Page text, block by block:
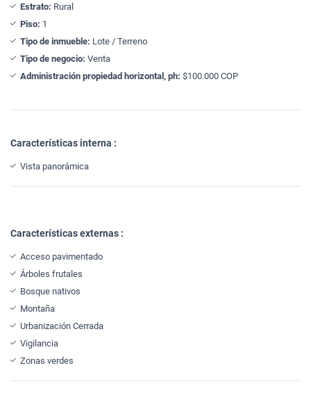
Estrato: Rural
Piso: 1
Tipo de inmueble: Lote / Terreno
Tipo de negocio: Venta
Administración propiedad horizontal, ph: $100.000 COP
Características interna :
Vista panorámica
Características externas :
Acceso pavimentado
Árboles frutales
Bosque nativos
Montaña
Urbanización Cerrada
Vigilancia
Zonas verdes